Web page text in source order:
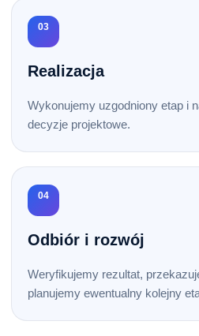
03
Realizacja
Wykonujemy uzgodniony etap i
decyzje projektowe.
04
Odbiór i rozwój
Weryfikujemy rezultat,
planujemy ewentualny kolejny